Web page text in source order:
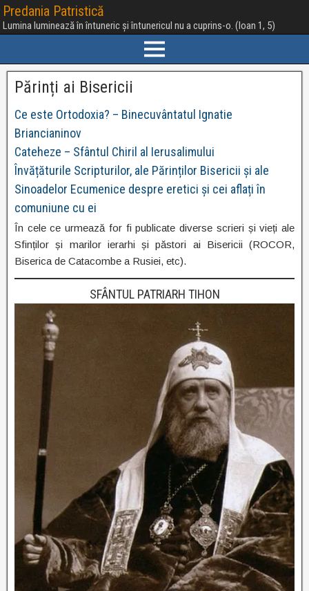
Predania Patristică
Lumina luminează în întuneric și întunericul nu a cuprins-o. (Ioan 1, 5)
Părinți ai Bisericii
Ce este Ortodoxia? – Binecuvântatul Ignatie
Briancianinov
Cateheze – Sfântul Chiril al Ierusalimului
Învățăturile Scripturilor, ale Părinților Bisericii și ale
Sinoadelor Ecumenice despre eretici și cei aflați în
comuniune cu ei
În cele ce urmează for fi publicate diverse scrieri și vieți ale
Sfinților și marilor ierarhi și păstori ai Bisericii (ROCOR,
Biserica de Catacombe a Rusiei, etc).
SFÂNTUL PATRIARH TIHON